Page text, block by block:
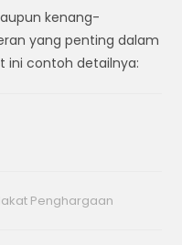
kenang-
yang penting dalam
ini contoh detailnya:
Penghargaan